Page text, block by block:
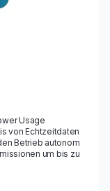
Usage
von Echtzeitdaten
Betrieb autonom
um bis zu